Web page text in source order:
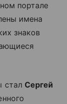
портале
имена
знаков
стал Сергей